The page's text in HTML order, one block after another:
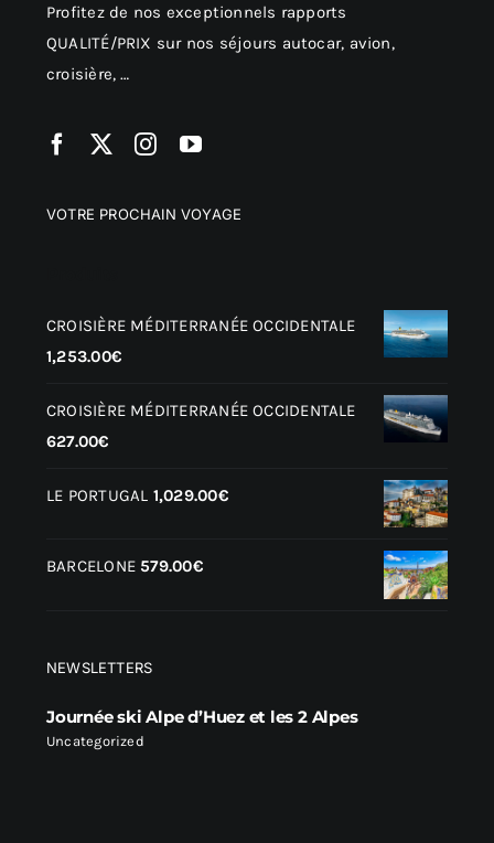
Profitez de nos exceptionnels rapports
QUALITÉ/PRIX sur nos séjours autocar, avion,
croisière, …
VOTRE PROCHAIN VOYAGE
CROISIÈRE MÉDITERRANÉE OCCIDENTALE
1,253.00€
CROISIÈRE MÉDITERRANÉE OCCIDENTALE
627.00€
LE PORTUGAL 1,029.00€
BARCELONE 579.00€
NEWSLETTERS
Journée ski Alpe d’Huez et les 2 Alpes
Uncategorized